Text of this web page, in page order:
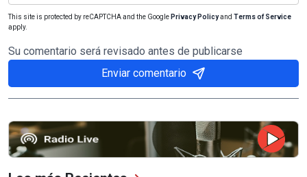
This site is protected by reCAPTCHA and the Google Privacy Policyand Terms of Service
apply.
Su comentario será revisado antes de publicarse
Enviar comentario